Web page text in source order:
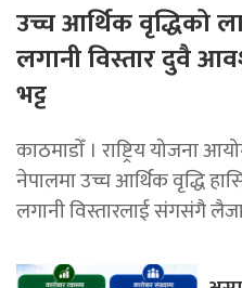
उच्च आर्थिक वृद्धिको
लगानी विस्तार दुवै
भट्ट
काठमाडाेँ । राष्ट्रिय योजना
नेपालमा उच्च आर्थिक वृद्धि
लगानी विस्तारलाई संगसंगै